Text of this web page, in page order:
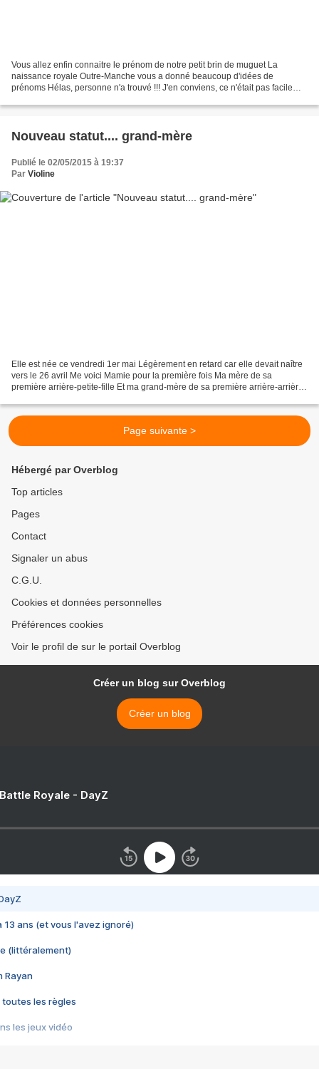
Vous allez enfin connaitre le prénom de notre petit brin de muguet La
naissance royale Outre-Manche vous a donné beaucoup d'idées de
prénoms Hélas, personne n'a trouvé !!! J'en conviens, ce n'était pas facile
Nouveau statut.... grand-mère
Publié le 02/05/2015 à 19:37
Par Violine
Elle est née ce vendredi 1er mai Légèrement en retard car elle devait naître
vers le 26 avril Me voici Mamie pour la première fois Ma mère de sa
première arrière-petite-fille Et ma grand-mère de sa première arrière-arrière-
Page suivante >
Hébergé par Overblog
Top articles
Pages
Contact
Signaler un abus
C.G.U.
Cookies et données personnelles
Préférences cookies
Voir le profil de sur le portail Overblog
Créer un blog sur Overblog
Créer un blog
Royale - DayZ
13 ans (et vous l'avez ignoré)
(littéralement)
Rayan
toutes les règles
les jeux vidéo